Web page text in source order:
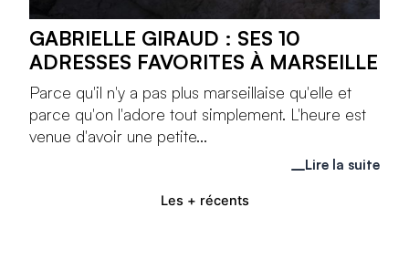
Les + récents
GABRIELLE GIRAUD : SES 10
ADRESSES FAVORITES À MARSEILLE
Parce qu'il n'y a pas plus marseillaise qu'elle et
parce qu'on l'adore tout simplement. L'heure est
venue d'avoir une petite...
Lire la suite